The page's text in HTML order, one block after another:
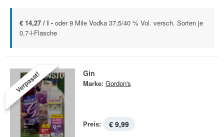
€ 14,27 / l - oder 9 Mile Vodka 37,5/40 % Vol. versch. Sorten je
0,7-l-Flasche
Verpasst! Gin
Marke: Gordon's
Preis: € 9,99